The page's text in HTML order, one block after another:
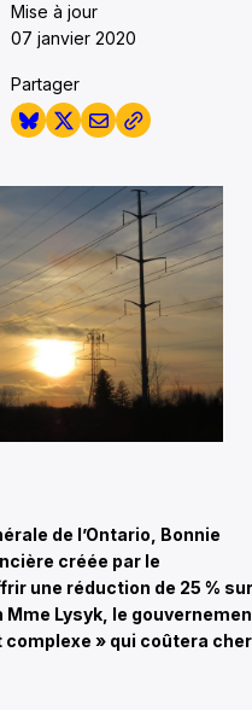
Mise à jour
07 janvier 2020
Partager
de l’Ontario, Bonnie
créée par le
une réduction de 25 % sur
Lysyk, le
» qui coûtera cher